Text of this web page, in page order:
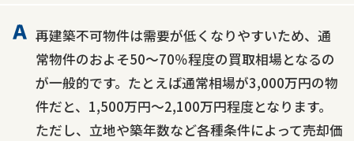
再建築不可物件は需要が低くなりやすいため、通
常物件のおよそ50～70％程度の買取相場となるの
が一般的です。たとえば通常相場が3,000万円の物
件だと、1,500万円～2,100万円程度となります。
ただし、立地や築年数など各種条件によって売却価